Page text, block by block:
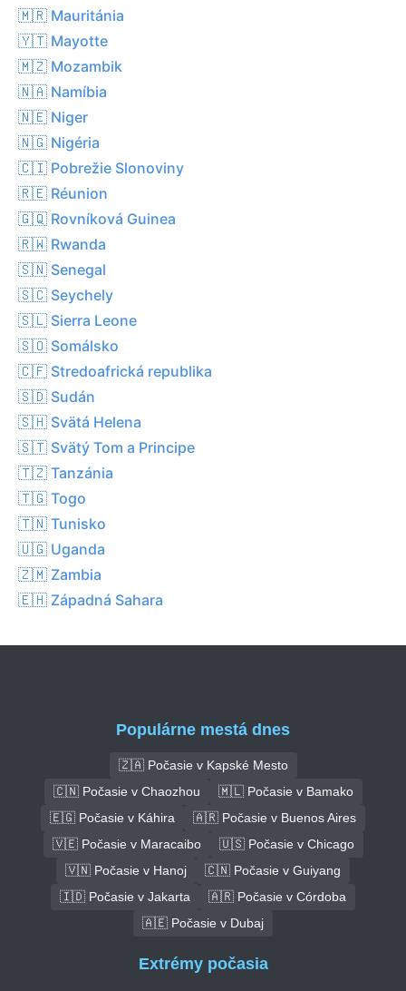
🇲🇷 Mauritánia
🇾🇹 Mayotte
🇲🇿 Mozambik
🇳🇦 Namíbia
🇳🇪 Niger
🇳🇬 Nigéria
🇨🇮 Pobrežie Slonoviny
🇷🇪 Réunion
🇬🇶 Rovníková Guinea
🇷🇼 Rwanda
🇸🇳 Senegal
🇸🇨 Seychely
🇸🇱 Sierra Leone
🇸🇴 Somálsko
🇨🇫 Stredoafrická republika
🇸🇩 Sudán
🇸🇭 Svätá Helena
🇸🇹 Svätý Tom a Principe
🇹🇿 Tanzánia
🇹🇬 Togo
🇹🇳 Tunisko
🇺🇬 Uganda
🇿🇲 Zambia
🇪🇭 Západná Sahara
Populárne mestá dnes
🇿🇦 Počasie v Kapské Mesto
🇨🇳 Počasie v Chaozhou
🇲🇱 Počasie v Bamako
🇪🇬 Počasie v Káhira
🇦🇷 Počasie v Buenos Aires
🇻🇪 Počasie v Maracaibo
🇺🇸 Počasie v Chicago
🇻🇳 Počasie v Hanoj
🇨🇳 Počasie v Guiyang
🇮🇩 Počasie v Jakarta
🇦🇷 Počasie v Córdoba
🇦🇪 Počasie v Dubaj
Extrémy počasia